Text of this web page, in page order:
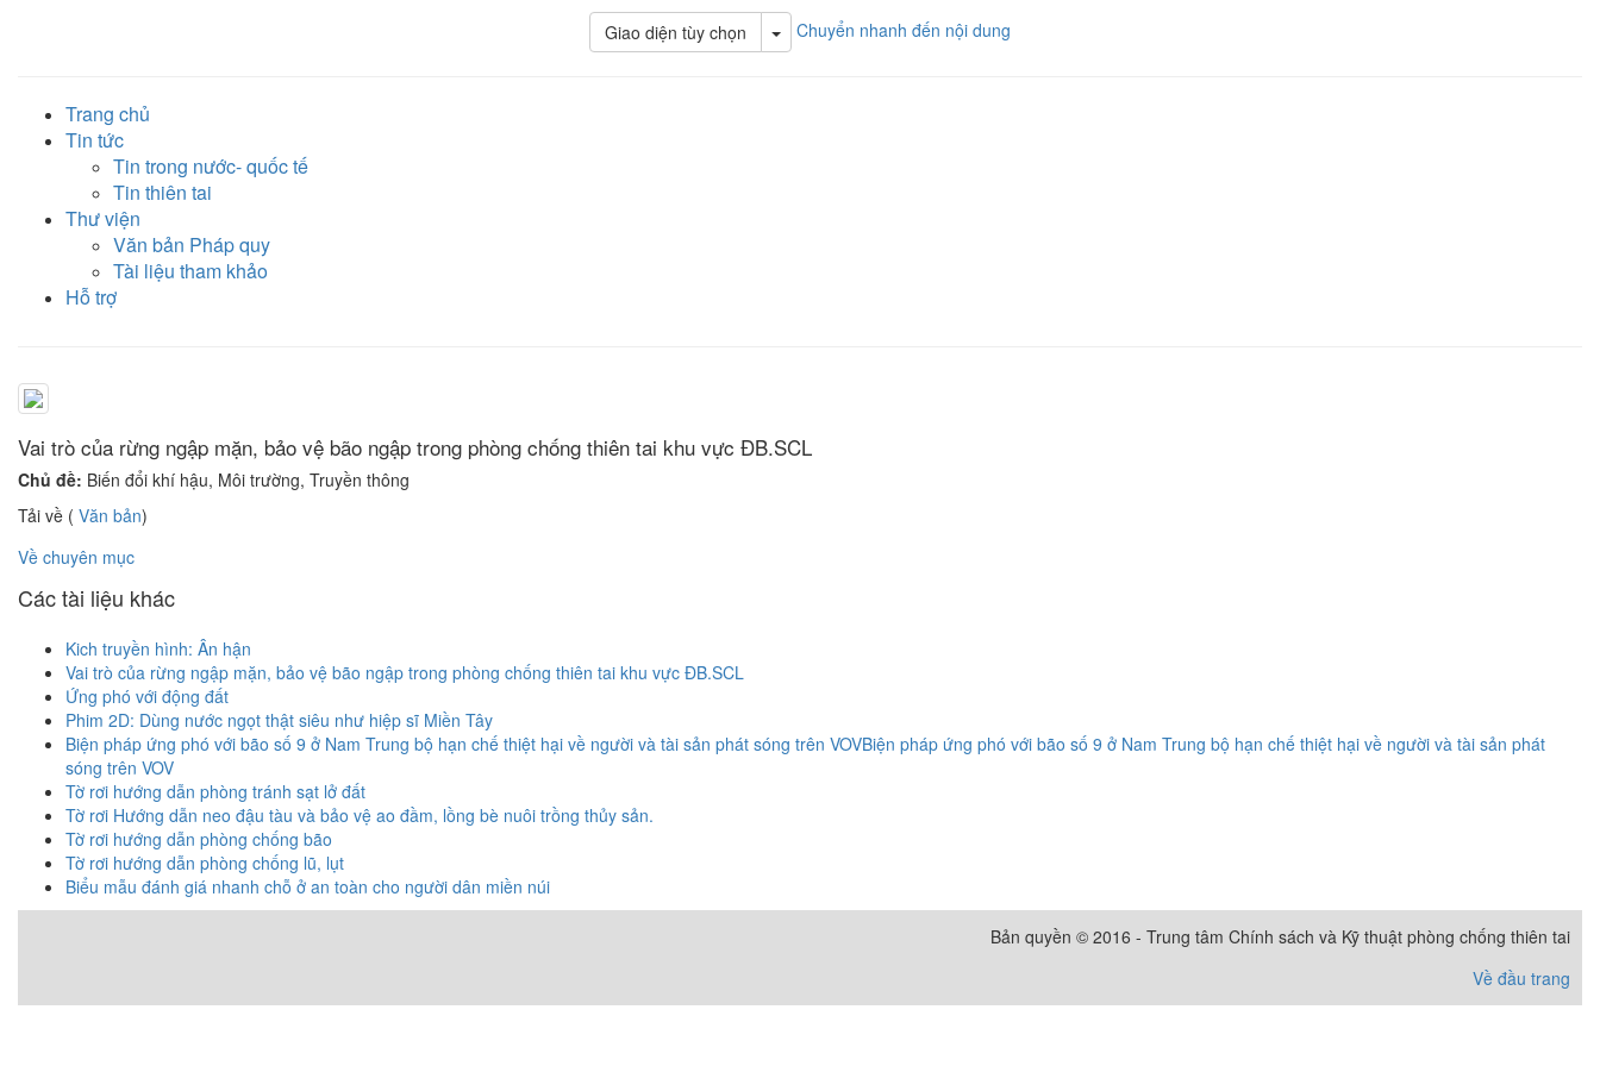
Giao diện tùy chọn Toggle Dropdown
Chuyển nhanh đến nội dung
Trang chủ
Tin tức
Tin trong nước- quốc tế
Tin thiên tai
Thư viện
Văn bản Pháp quy
Tài liệu tham khảo
Hỗ trợ
Vai trò của rừng ngập mặn, bảo vệ bão ngập trong phòng chống thiên tai khu vực ĐB.SCL
Chủ đề: Biến đổi khí hậu, Môi trường, Truyền thông
Tải về ( Văn bản)
Về chuyên mục
Các tài liệu khác
Kich truyền hình: Ân hận
Vai trò của rừng ngập mặn, bảo vệ bão ngập trong phòng chống thiên tai khu vực ĐB.SCL
Ứng phó với động đất
Phim 2D: Dùng nước ngọt thật siêu như hiệp sĩ Miền Tây
Biện pháp ứng phó với bão số 9 ở Nam Trung bộ hạn chế thiệt hại về người và tài sản phát sóng trên VOVBiện pháp ứng phó với bão số 9 ở Nam Trung bộ hạn chế thiệt hại về người và tài sản phát
sóng trên VOV
Tờ rơi hướng dẫn phòng tránh sạt lở đất
Tờ rơi Hướng dẫn neo đậu tàu và bảo vệ ao đầm, lồng bè nuôi trồng thủy sản.
Tờ rơi hướng dẫn phòng chống bão
Tờ rơi hướng dẫn phòng chống lũ, lụt
Biểu mẫu đánh giá nhanh chỗ ở an toàn cho người dân miền núi
Bản quyền © 2016 - Trung tâm Chính sách và Kỹ thuật phòng chống thiên tai
Về đầu trang